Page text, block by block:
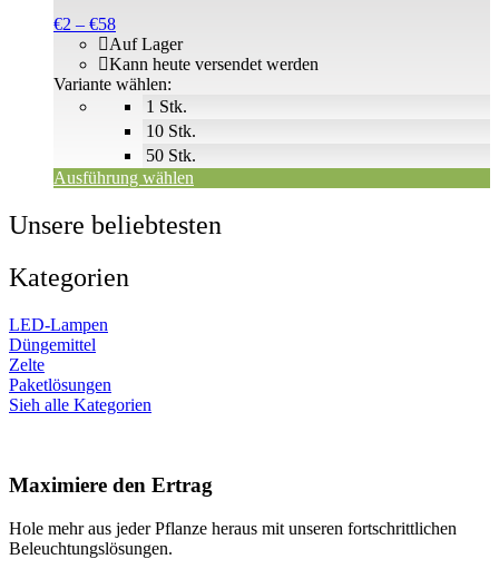
€2 – €58Preisspanne:
€2
bis
€58
1 Stk.
10 Stk.
50 Stk.
Auf Lager
Kann heute versendet werden
Variante wählen:
Ausführung wählen
auf.
Optionen
können
gewählt
werden
Unsere beliebtesten
Kategorien
LED-Lampen
Düngemittel
Zelte
Paketlösungen
Sieh alle Kategorien
Maximiere den Ertrag
Hole mehr aus jeder Pflanze heraus mit unseren fortschrittlichen
Beleuchtungslösungen.